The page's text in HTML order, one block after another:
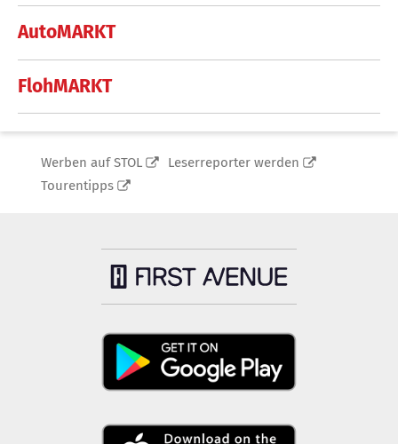
AutoMARKT
FlohMARKT
Werben auf STOL
Leserreporter werden
Tourentipps